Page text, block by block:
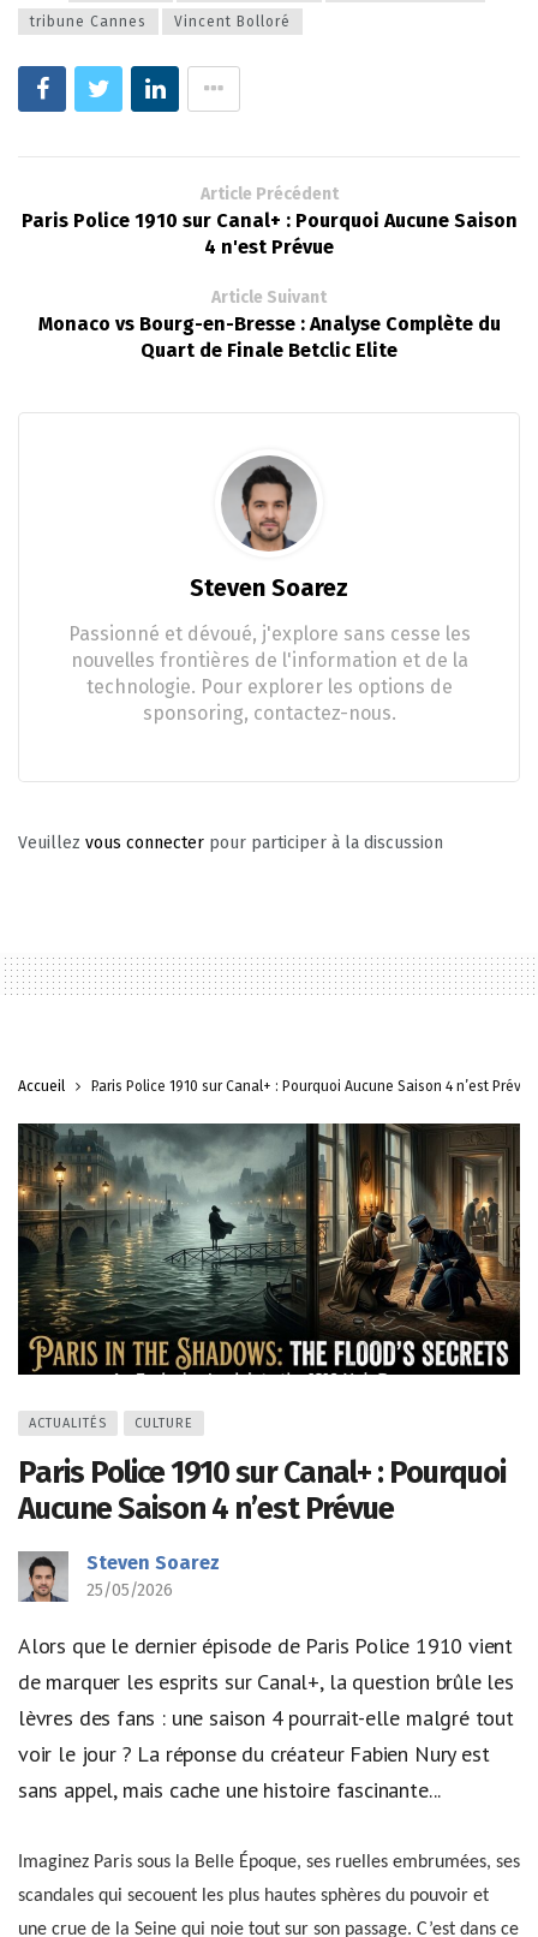
tribune Cannes
Vincent Bolloré
Article Précédent
Paris Police 1910 sur Canal+ : Pourquoi Aucune Saison
4 n'est Prévue
Article Suivant
Monaco vs Bourg-en-Bresse : Analyse Complète du
Quart de Finale Betclic Elite
Steven Soarez
Passionné et dévoué, j'explore sans cesse les
nouvelles frontières de l'information et de la
technologie. Pour explorer les options de
sponsoring, contactez-nous.
Veuillez vous connecter pour participer à la discussion
Accueil Paris Police 1910 sur Canal+ : Pourquoi Aucune Saison 4 n’est Prévue
ACTUALITÉS CULTURE
Paris Police 1910 sur Canal+ : Pourquoi
Aucune Saison 4 n’est Prévue
Steven Soarez
25/05/2026
Alors que le dernier épisode de Paris Police 1910 vient
de marquer les esprits sur Canal+, la question brûle les
lèvres des fans : une saison 4 pourrait-elle malgré tout
voir le jour ? La réponse du créateur Fabien Nury est
sans appel, mais cache une histoire fascinante...
Imaginez Paris sous la Belle Époque, ses ruelles embrumées, ses
scandales qui secouent les plus hautes sphères du pouvoir et
une crue de la Seine qui noie tout sur son passage. C’est dans ce